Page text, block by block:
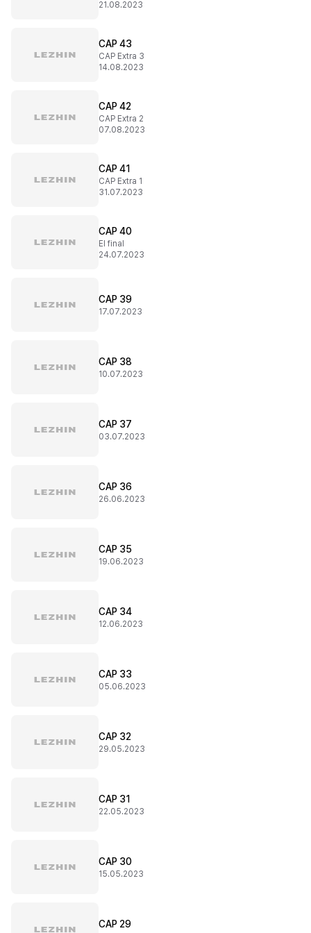
21.08.2023
CAP 43
CAP Extra 3
14.08.2023
CAP 42
CAP Extra 2
07.08.2023
CAP 41
CAP Extra 1
31.07.2023
CAP 40
El final
24.07.2023
CAP 39
17.07.2023
CAP 38
10.07.2023
CAP 37
03.07.2023
CAP 36
26.06.2023
CAP 35
19.06.2023
CAP 34
12.06.2023
CAP 33
05.06.2023
CAP 32
29.05.2023
CAP 31
22.05.2023
CAP 30
15.05.2023
CAP 29